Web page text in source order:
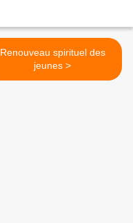
Renouveau spirituel des
jeunes >